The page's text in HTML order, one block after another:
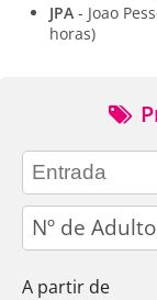
JPA - Joao
horas)
adults
A partir de